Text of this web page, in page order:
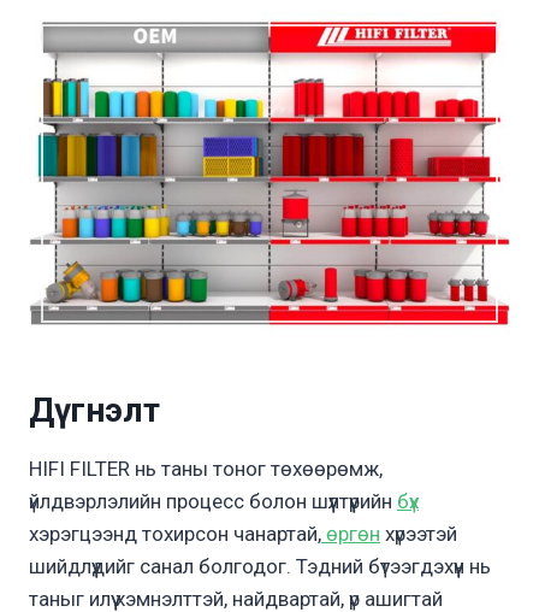
Дүгнэлт
HIFI FILTER нь таны тоног төхөөрөмж,
үйлдвэрлэлийн процесс болон шүүлтүүрийн бүх
хэрэгцээнд тохирсон чанартай, өргөн хүрээтэй
шийдлүүдийг санал болгодог. Тэдний бүтээгдэхүүн нь
таныг илүү хэмнэлттэй, найдвартай, үр ашигтай